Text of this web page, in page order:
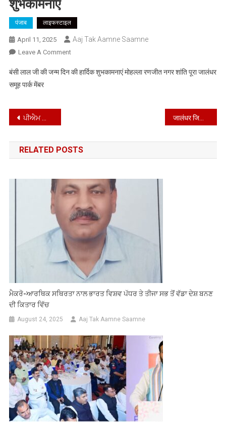
शुभकामनाएं
पंजाब लाइफस्टाइल
April 11, 2025 Aaj Tak Aamne Saamne
Leave A CommentOn
लाल
बंसी लाल जी की जन्म दिन की हार्दिक शुभकामनाएं मोहल्ला रणजीत नगर शांति पूरा जालंधर
समूह पार्क मेंबर
Post
navigation
ਪੀਐਮ ਕਿਸਾਨ ਸਨਮਾਨ ਨਿਧੀ ਸਕੀਮ ਤਹਿਤ ਲਾਭਪਾਤਰੀ ਕਿਸਾਨਾਂ ਦੀ ਈ ਕੇ ਵਾਈ ਸੀ ਕਰਨ ਲਈ ਸ਼ਰੂ ਕੀਤੀ ਮੁਹਿੰਮ जालंधर जिला बार एसोसिएशन द्वारा न्यायिक अधिकारियों का भव्य स्वागत समारोह आयोजित
RELATED POSTS
ਮੈਕਰੋ-ਆਰਥਿਕ ਸਥਿਰਤਾ ਨਾਲ ਭਾਰਤ ਵਿਸ਼ਵ ਪੱਧਰ ਤੇ ਤੀਜਾ ਸਭ ਤੋਂ ਵੱਡਾ ਦੇਸ਼ ਬਨਣ
ਦੀ ਕਿਤਾਰ ਵਿੱਚ
August 24, 2025 Aaj Tak Aamne Saamne